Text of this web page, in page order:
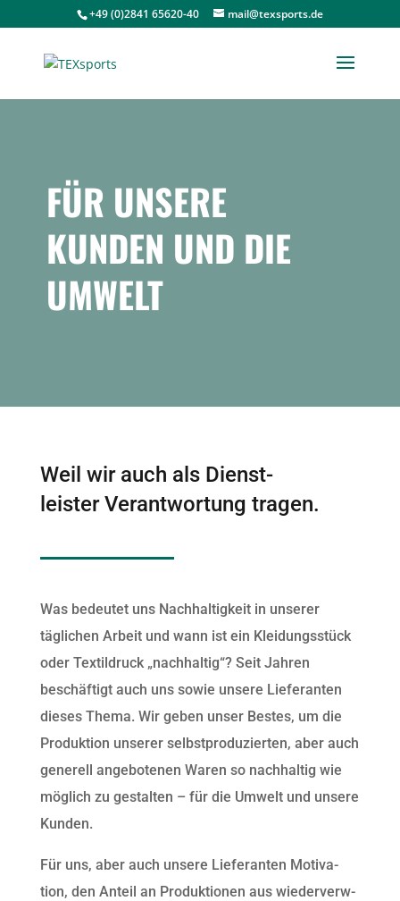
+49 (0)2841 65620-40 mail@texsports.de
FÜR UNSERE
KUNDEN UND DIE
UMWELT
Weil wir auch als Dienst-
leister Verantwortung tragen.
Was bedeutet uns Nach­haltigkeit in unser­er
täglichen Arbeit und wann ist ein Klei­dungsstück
oder Tex­til­druck „nach­haltig“? Seit Jahren
beschäftigt auch uns sowie unsere Liefer­an­ten
dieses The­ma. Wir geben unser Bestes, um die
Pro­duk­tion unser­er selb­st­pro­duzierten, aber auch
generell ange­bote­nen Waren so nach­haltig wie
möglich zu gestal­ten – für die Umwelt und unsere
Kunden.
Für uns, aber auch unsere Liefer­an­ten Moti­va­
tion, den Anteil an Pro­duk­tio­nen aus wiederver­w­